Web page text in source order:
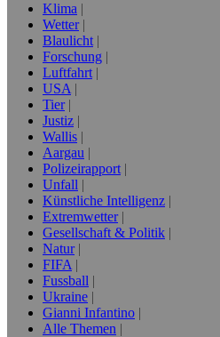
Klima
Wetter
Blaulicht
Forschung
Luftfahrt
USA
Tier
Justiz
Wallis
Aargau
Polizeirapport
Unfall
Künstliche Intelligenz
Extremwetter
Gesellschaft & Politik
Natur
FIFA
Fussball
Ukraine
Gianni Infantino
Alle Themen